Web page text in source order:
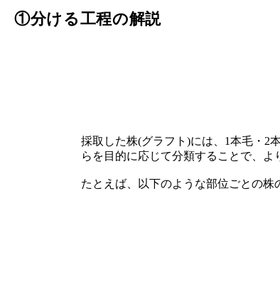
①分ける工程の解説
採取した株(グラフト)には、1本毛・2
らを目的に応じて分類することで、よ
たとえば、以下のような部位ごとの株